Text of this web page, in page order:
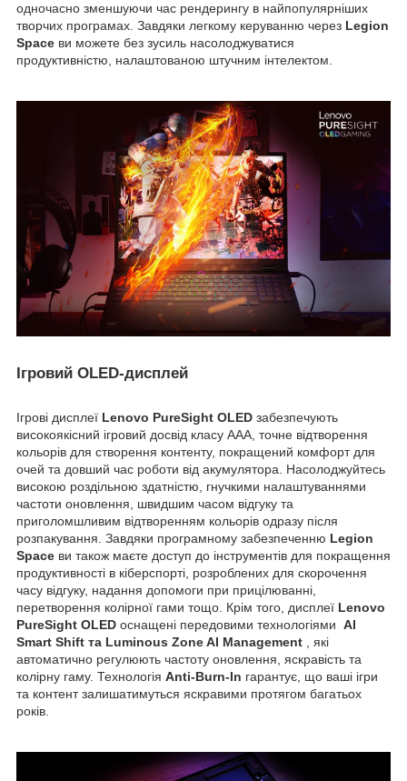
одночасно зменшуючи час рендерингу в найпопулярніших
творчих програмах. Завдяки легкому керуванню через Legion
Space ви можете без зусиль насолоджуватися
продуктивністю, налаштованою штучним інтелектом.
Ігровий OLED-дисплей
Ігрові дисплеї Lenovo PureSight OLED забезпечують
високоякісний ігровий досвід класу ААА, точне відтворення
кольорів для створення контенту, покращений комфорт для
очей та довший час роботи від акумулятора. Насолоджуйтесь
високою роздільною здатністю, гнучкими налаштуваннями
частоти оновлення, швидшим часом відгуку та
приголомшливим відтворенням кольорів одразу після
розпакування. Завдяки програмному забезпеченню Legion
Space ви також маєте доступ до інструментів для покращення
продуктивності в кіберспорті, розроблених для скорочення
часу відгуку, надання допомоги при прицілюванні,
перетворення колірної гами тощо. Крім того, дисплеї Lenovo
PureSight OLED оснащені передовими технологіями AI
Smart Shift та Luminous Zone AI Management , які
автоматично регулюють частоту оновлення, яскравість та
колірну гаму. Технологія Anti-Burn-In гарантує, що ваші ігри
та контент залишатимуться яскравими протягом багатьох
років.